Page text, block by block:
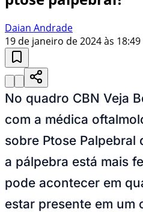
Daian Andrade
19 de janeiro de 2024 às 18:49
No quadro CBN Veja
com a médica
sobre Ptose
a pálpebra está mais
pode acontecer em
estar presente em um